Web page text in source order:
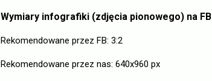
Wymiary infografiki (zdjęcia pionowego) na FB
Rekomendowane przez FB: 3:2
Rekomendowane przez nas: 640x960 px